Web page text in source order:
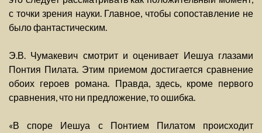
с точки зрения науки. Главное, чтобы сопоставление не
было фантастическим.
Э.В. Чумакевич смотрит и оценивает Иешуа глазами
Понтия Пилата. Этим приемом достигается сравнение
обоих героев романа. Правда, здесь, кроме первого
сравнения, что ни предложение, то ошибка.
«В споре Иешуа с Понтием Пилатом происходит